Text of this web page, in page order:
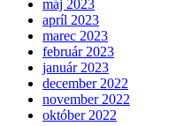
máj 2023
apríl 2023
marec 2023
február 2023
január 2023
december 2022
november 2022
október 2022